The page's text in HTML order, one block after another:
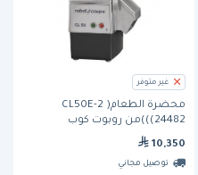
غير متوفر
محضرة الطعام( CL50E-2
(24482))من روبوت كوب
10,350
توصيل مجاني